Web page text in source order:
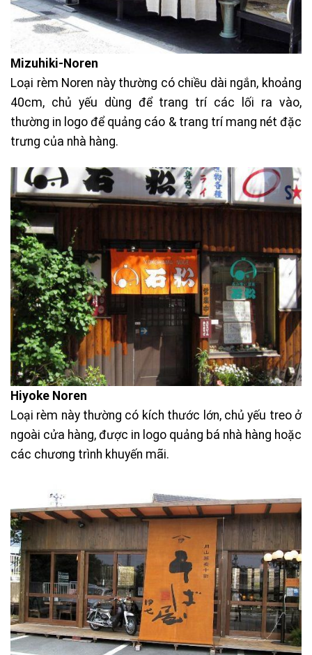
Mizuhiki-Noren
Loại rèm Noren này thường có chiều dài ngắn, khoảng
40cm, chủ yếu dùng để trang trí các lối ra vào,
thường in logo để quảng cáo & trang trí mang nét đặc
trưng của nhà hàng.
Hiyoke Noren
Loại rèm này thường có kích thước lớn, chủ yếu treo ở
ngoài cửa hàng, được in logo quảng bá nhà hàng hoặc
các chương trình khuyến mãi.